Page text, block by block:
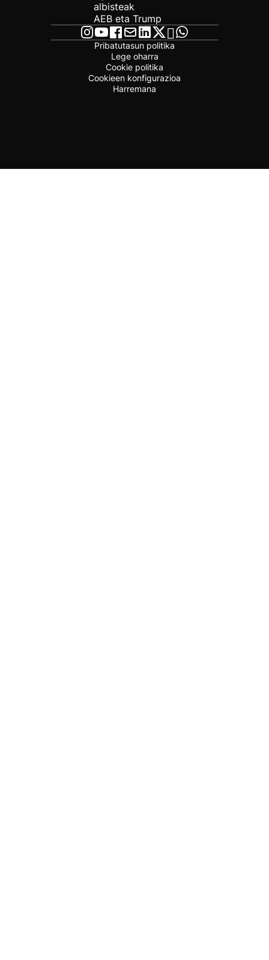
albisteak
AEB eta Trump
Pribatutasun politika
Lege oharra
Cookie politika
Cookieen konfigurazioa
Harremana